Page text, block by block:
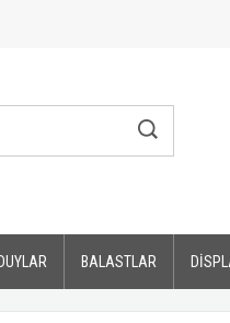
DUYLAR BALASTLAR